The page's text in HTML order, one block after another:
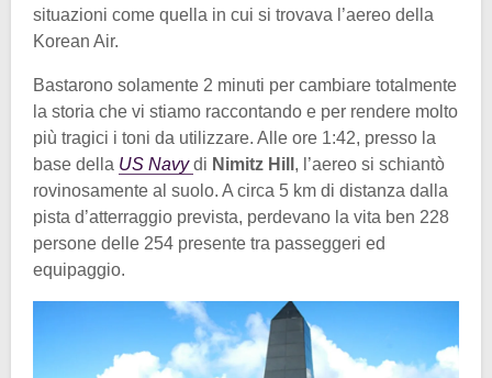
situazioni come quella in cui si trovava l’aereo della
Korean Air.
Bastarono solamente 2 minuti per cambiare totalmente
la storia che vi stiamo raccontando e per rendere molto
più tragici i toni da utilizzare. Alle ore 1:42, presso la
base della US Navydi Nimitz Hill , l’aereo si schiantò
rovinosamente al suolo. A circa 5 km di distanza dalla
pista d’atterraggio prevista, perdevano la vita ben 228
persone delle 254 presente tra passeggeri ed
equipaggio.